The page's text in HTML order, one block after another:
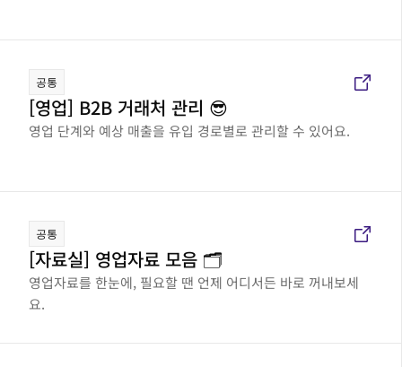
공통
[영업] B2B 거래처 관리 😎
영업 단계와 예상 매출을 유입 경로별로 관리할 수 있어요.
공통
[자료실] 영업자료 모음 🗂️
영업자료를 한눈에, 필요할 땐 언제 어디서든 바로 꺼내보세
요.